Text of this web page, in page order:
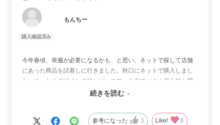
もんちー
今年春頃、喪服が必要になるかも、と思い、ネットで探して店舗
にあった商品を試着しに行きました。秋口にネットで購入しまし
た。ゆったりデザインのワンピースで、仕立てがよく居心地も問
題ありません。長く愛用したいと思っています。(11号購入。身長
続きを読む
参考になった 1 Like! 0